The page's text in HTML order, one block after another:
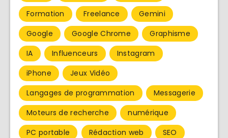
Formation
Freelance
Gemini
Google
Google Chrome
Graphisme
IA
Influenceurs
Instagram
iPhone
Jeux Vidéo
Langages de programmation
Messagerie
Moteurs de recherche
numérique
PC portable
Rédaction web
SEO